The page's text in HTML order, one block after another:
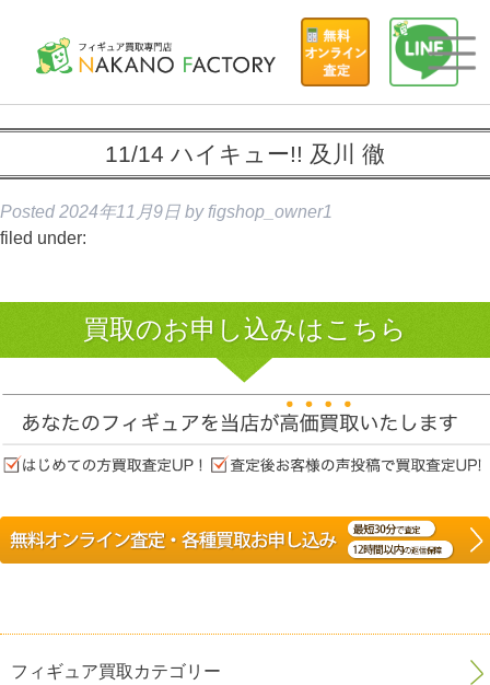
11/14 ハイキュー!! 及川 徹
Posted 2024年11月9日 by figshop_owner1
filed under:
買取のお申し込みはこちら
フィギュア買取カテゴリー